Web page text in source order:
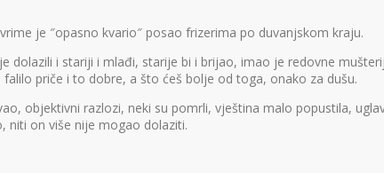
je ″opasno kvario″ posao frizerima po duvanjskom kraju.
dolazili i stariji i mlađi, starije bi i brijao, imao je redovne
priče i to dobre, a što ćeš bolje od toga, onako za dušu.
objektivni razlozi, neki su pomrli, vještina malo popustila,
niti on više nije mogao dolaziti.